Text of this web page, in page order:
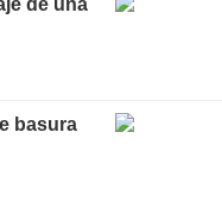
basura